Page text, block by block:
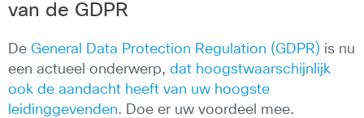
van de GDPR
De General Data Protection Regulation (GDPR) is nu
een actueel onderwerp, dat hoogstwaarschijnlijk
ook de aandacht heeft van uw hoogste
leidinggevenden. Doe er uw voordeel mee.